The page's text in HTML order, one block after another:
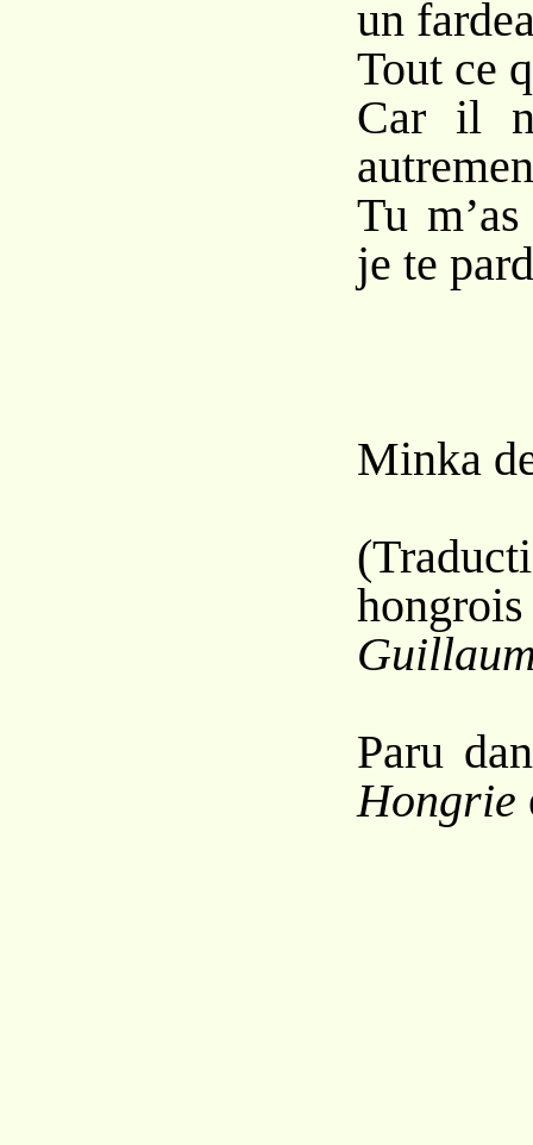
un
Tout ce
Car il
Tu
je te
Minka
Paru
Hongrie